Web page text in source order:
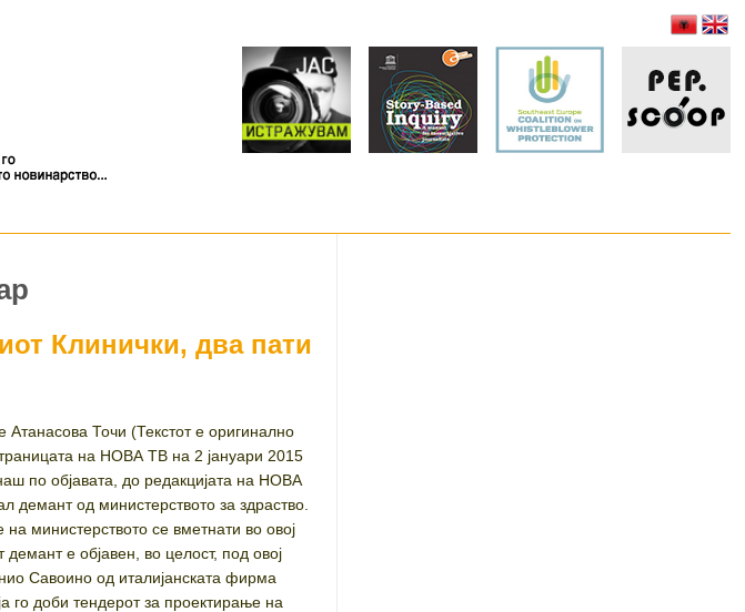
Клинички, два пати
Атанасова Точи (Текстот е оригинално
на НОВА ТВ на 2 јануари 2015
по објавата, до редакцијата на НОВА
демант од министерството за здраство.
министерството се вметнати во овој
демант е објавен, во целост, под овој
Савоино од италијанската фирма
го доби тендерот за проектирање на